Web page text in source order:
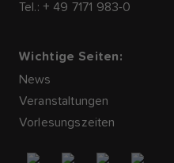
Tel.: + 49 7171 983-0
Wichtige Seiten:
News
Veranstaltungen
Vorlesungszeiten